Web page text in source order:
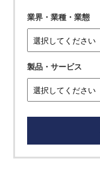
業界・業種・業態
製品・サービス